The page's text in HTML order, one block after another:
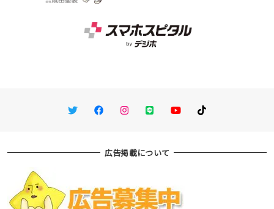
TwitterFacebookInstagram
LINE You TubeTikTok
広告掲載について